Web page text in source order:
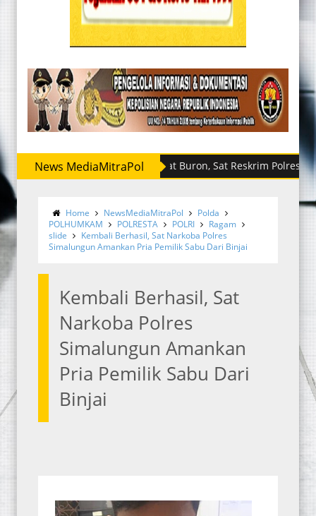
News MediaMitraPolSempat Buron, Sat Reskrim Polres Sergai
Home NewsMediaMitraPol
Polda
POLHUMKAM
POLRESTA POLRI
Ragam
slide
Kembali Berhasil, Sat Narkoba Polres
Simalungun Amankan Pria Pemilik Sabu Dari Binjai
Kembali Berhasil, Sat
Narkoba Polres
Simalungun Amankan
Pria Pemilik Sabu Dari
Binjai